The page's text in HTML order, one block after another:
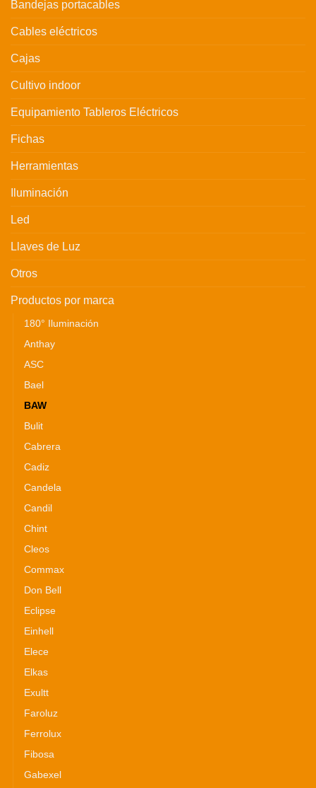
Bandejas portacables
Cables eléctricos
Cajas
Cultivo indoor
Equipamiento Tableros Eléctricos
Fichas
Herramientas
Iluminación
Led
Llaves de Luz
Otros
Productos por marca
180° Iluminación
Anthay
ASC
Bael
BAW
Bulit
Cabrera
Cadiz
Candela
Candil
Chint
Cleos
Commax
Don Bell
Eclipse
Einhell
Elece
Elkas
Exultt
Faroluz
Ferrolux
Fibosa
Gabexel